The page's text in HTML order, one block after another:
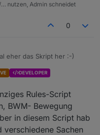
nutzen, Admin schneidet
0
eher das Skript her :-)
DEVELOPER
Rules-Script
BWM- Bewegung
in diesem Script hab
Sachen